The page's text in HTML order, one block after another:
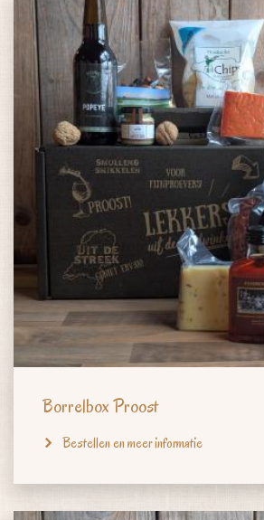
Borrelbox Proost
Bestellen en meer informatie